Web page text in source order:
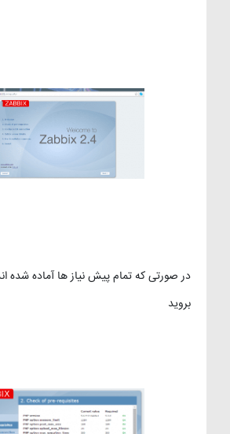
بروید